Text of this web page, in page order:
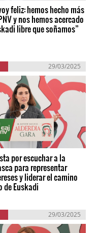
feliz: hemos hecho más
y nos hemos acercado
libre que soñamos”
29/03/2025
por escuchar a la
para representar
y liderar el camino
de Euskadi
29/03/2025